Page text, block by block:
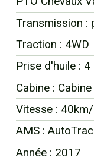
Transmission :
Traction : 4WD
Prise d'huile : 4
Cabine :
Vitesse :
AMS :
Année : 2017
EN